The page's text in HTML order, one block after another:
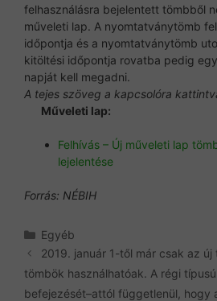
felhasználásra bejelentett tömbből
műveleti lap. A nyomtatványtömb
időpontja és a nyomtatványtömb
kitöltési időpontja rovatba pedig
napját kell megadni.
A tejes szöveg a kapcsolóra
Műveleti lap:
Felhívás – Új műveleti lap
lejelentése
Forrás: NÉBIH
Kategória
Egyéb
2019. január 1-től már csak az
tömbök használhatóak. A régi
befejezését–attól függetlenül, hogy